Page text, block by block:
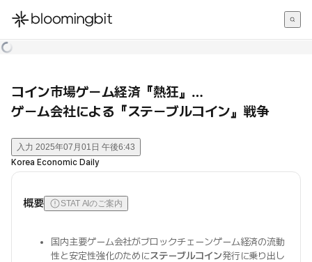
한국어
コイン市場ゲーム経済『熱狂』…
ゲーム会社による『ステーブルコイン』戦争
入力 2025年07月01日 午後6:43
Korea Economic Daily
概要 STAT AIのご案内
国内主要ゲーム会社がブロックチェーンゲーム経済の流動
性と安定性強化のためにステーブルコイン発行に乗り出し